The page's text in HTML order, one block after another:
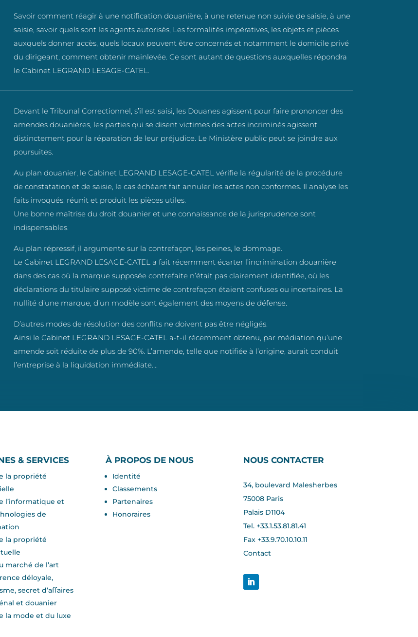
Savoir comment réagir à une notification douanière, à une retenue non suivie de saisie, à une
saisie, savoir quels sont les agents autorisés, Les formalités impératives, les objets et pièces
auxquels donner accès, quels locaux peuvent être concernés et notamment le domicile privé
du dirigeant, comment obtenir mainlevée. Ce sont autant de questions auxquelles répondra
le Cabinet LEGRAND LESAGE-CATEL.
Devant le Tribunal Correctionnel, s’il est saisi, les Douanes agissent pour faire prononcer des
amendes douanières, les parties qui se disent victimes des actes incriminés agissent
distinctement pour la réparation de leur préjudice. Le Ministère public peut se joindre aux
poursuites.
Au plan douanier, le Cabinet LEGRAND LESAGE-CATEL vérifie la régularité de la procédure
de constatation et de saisie, le cas échéant fait annuler les actes non conformes. Il analyse les
faits invoqués, réunit et produit les pièces utiles.
Une bonne maîtrise du droit douanier et une connaissance de la jurisprudence sont
indispensables.
Au plan répressif, il argumente sur la contrefaçon, les peines, le dommage.
Le Cabinet LEGRAND LESAGE-CATEL a fait récemment écarter l’incrimination douanière
dans des cas où la marque supposée contrefaite n’était pas clairement identifiée, où les
déclarations du titulaire supposé victime de contrefaçon étaient confuses ou incertaines. La
nullité d’une marque, d’un modèle sont également des moyens de défense.
D’autres modes de résolution des conflits ne doivent pas être négligés.
Ainsi le Cabinet LEGRAND LESAGE-CATEL a-t-il récemment obtenu, par médiation qu’une
amende soit réduite de plus de 90%. L’amende, telle que notifiée à l’origine, aurait conduit
l’entreprise à la liquidation immédiate….
& SERVICES
la propriété
l’informatique et
de
la propriété
marché de l’art
déloyale,
secret d’aﬀaires
et douanier
la mode et du luxe
À PROPOS DE NOUS
Identité
Classements
Partenaires
Honoraires
NOUS CONTACTER
34, boulevard Malesherbes
75008 Paris
Palais D1104
Tel. +33.1.53.81.81.41
Fax +33.9.70.10.10.11
Contact